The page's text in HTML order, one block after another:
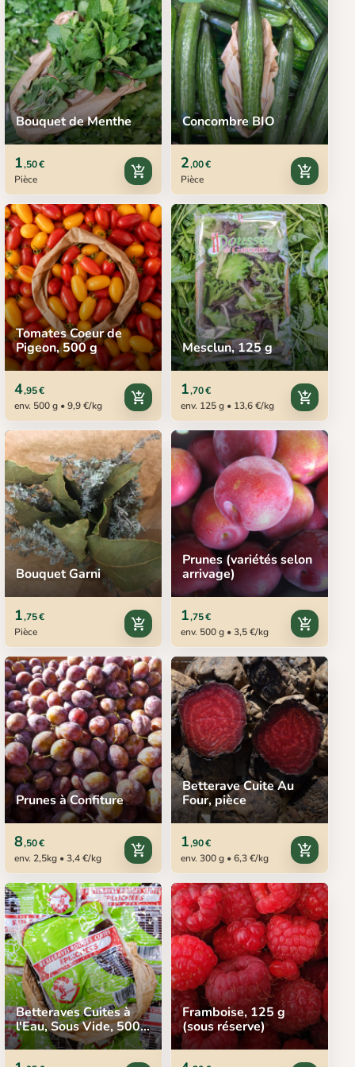
Bouquet de Menthe
1,50 €
Pièce
add_shopping_cart
Concombre BIO
2,00 €
Pièce
add_shopping_cart
Tomates Coeur de
Pigeon, 500 g
4,95 €
env. 500 g • 9,9 €/kg
add_shopping_cart
Mesclun, 125 g
1,70 €
env. 125 g • 13,6 €/kg
add_shopping_cart
Bouquet Garni
1,75 €
Pièce
add_shopping_cart
Prunes (variétés selon
arrivage)
1,75 €
env. 500 g • 3,5 €/kg
add_shopping_cart
Prunes à Confiture
8,50 €
env. 2,5kg • 3,4 €/kg
add_shopping_cart
Betterave Cuite Au
Four, pièce
1,90 €
env. 300 g • 6,3 €/kg
add_shopping_cart
Betteraves Cuites à
l'Eau, Sous Vide, 500
g
Framboise, 125 g
(sous réserve)